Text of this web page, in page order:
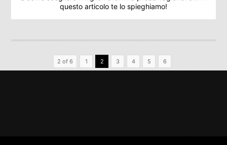
questo articolo te lo spieghiamo!
2 of 6 1 2 3 4 5 6